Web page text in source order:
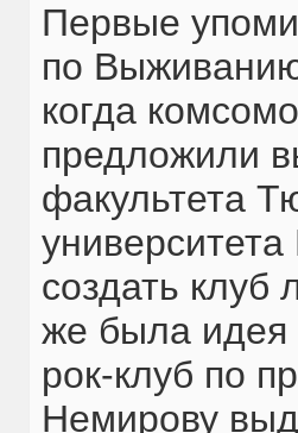
Первые
по
когда
предложили
факультета
создать клуб
же была идея
рок-клуб по
Немирову